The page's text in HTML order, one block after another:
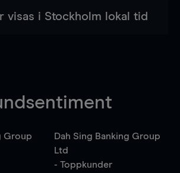
visas i Stockholm lokal tid
Group
Dah Sing Banking Group
Ltd
- Toppkunder